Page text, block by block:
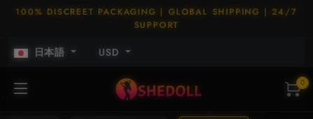
100% DISCREET PACKAGING | GLOBAL SHIPPING | 24/7
SUPPORT
日本語 USD
0